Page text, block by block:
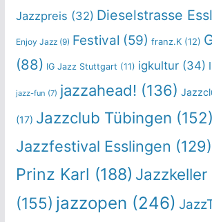
Jazzpreis (32) Dieselstrasse
Enjoy Jazz(9) Festival (59) franz.K(12)
(88) IG Jazz Stuttgart (11) igkultur(34)
jazz-fun (7) jazzahead! (136)
(17) Jazzclub Tübingen (152)
Jazzfestival Esslingen (129)
Prinz Karl (188) Jazzkeller
(155) jazzopen (246)